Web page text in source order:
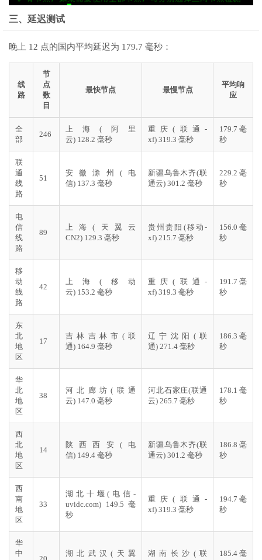
三、延迟测试
晚上 12 点的国内平均延迟为 179.7 毫秒：
线
路
节
点
数
目
最快节点 最慢节点
平均响
应
全
部
246
上海(阿里
云) 128.2 毫秒
重庆(联通-
xf) 319.3 毫秒
179.7 毫
秒
联
通
线
路
51
安徽滁州(电
信) 137.3 毫秒
新疆乌鲁木齐(联
通云) 301.2 毫秒
229.2 毫
秒
电
信
线
路
89
上海(天翼云
CN2) 129.3 毫秒
贵州贵阳(移动-
xf) 215.7 毫秒
156.0 毫
秒
移
动
线
路
42
上海(移动
云) 153.2 毫秒
重庆(联通-
xf) 319.3 毫秒
191.7 毫
秒
东
北
地
区
17
吉林吉林市(联
通) 164.9 毫秒
辽宁沈阳(联
通) 271.4 毫秒
186.3 毫
秒
华
北
地
区
38
河北廊坊(联通
云) 147.0 毫秒
河北石家庄(联通
云) 265.7 毫秒
178.1 毫
秒
西
北
地
区
14
陕西西安(电
信) 149.4 毫秒
新疆乌鲁木齐(联
通云) 301.2 毫秒
186.8 毫
秒
西
南
地
区
33
湖北十堰(电信-
uvidc.com) 149.5 毫
秒
重庆(联通-
xf) 319.3 毫秒
194.7 毫
秒
华
中
湖北武汉(天翼
湖南长沙(联
185.4 毫